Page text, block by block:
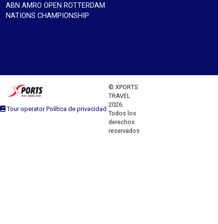
ABN AMRO OPEN ROTTERDAM
NATIONS CHAMPIONSHIP
Tour operator Política de privacidad
© XPORTS
TRAVEL
2026.
Todos los
derechos
reservados